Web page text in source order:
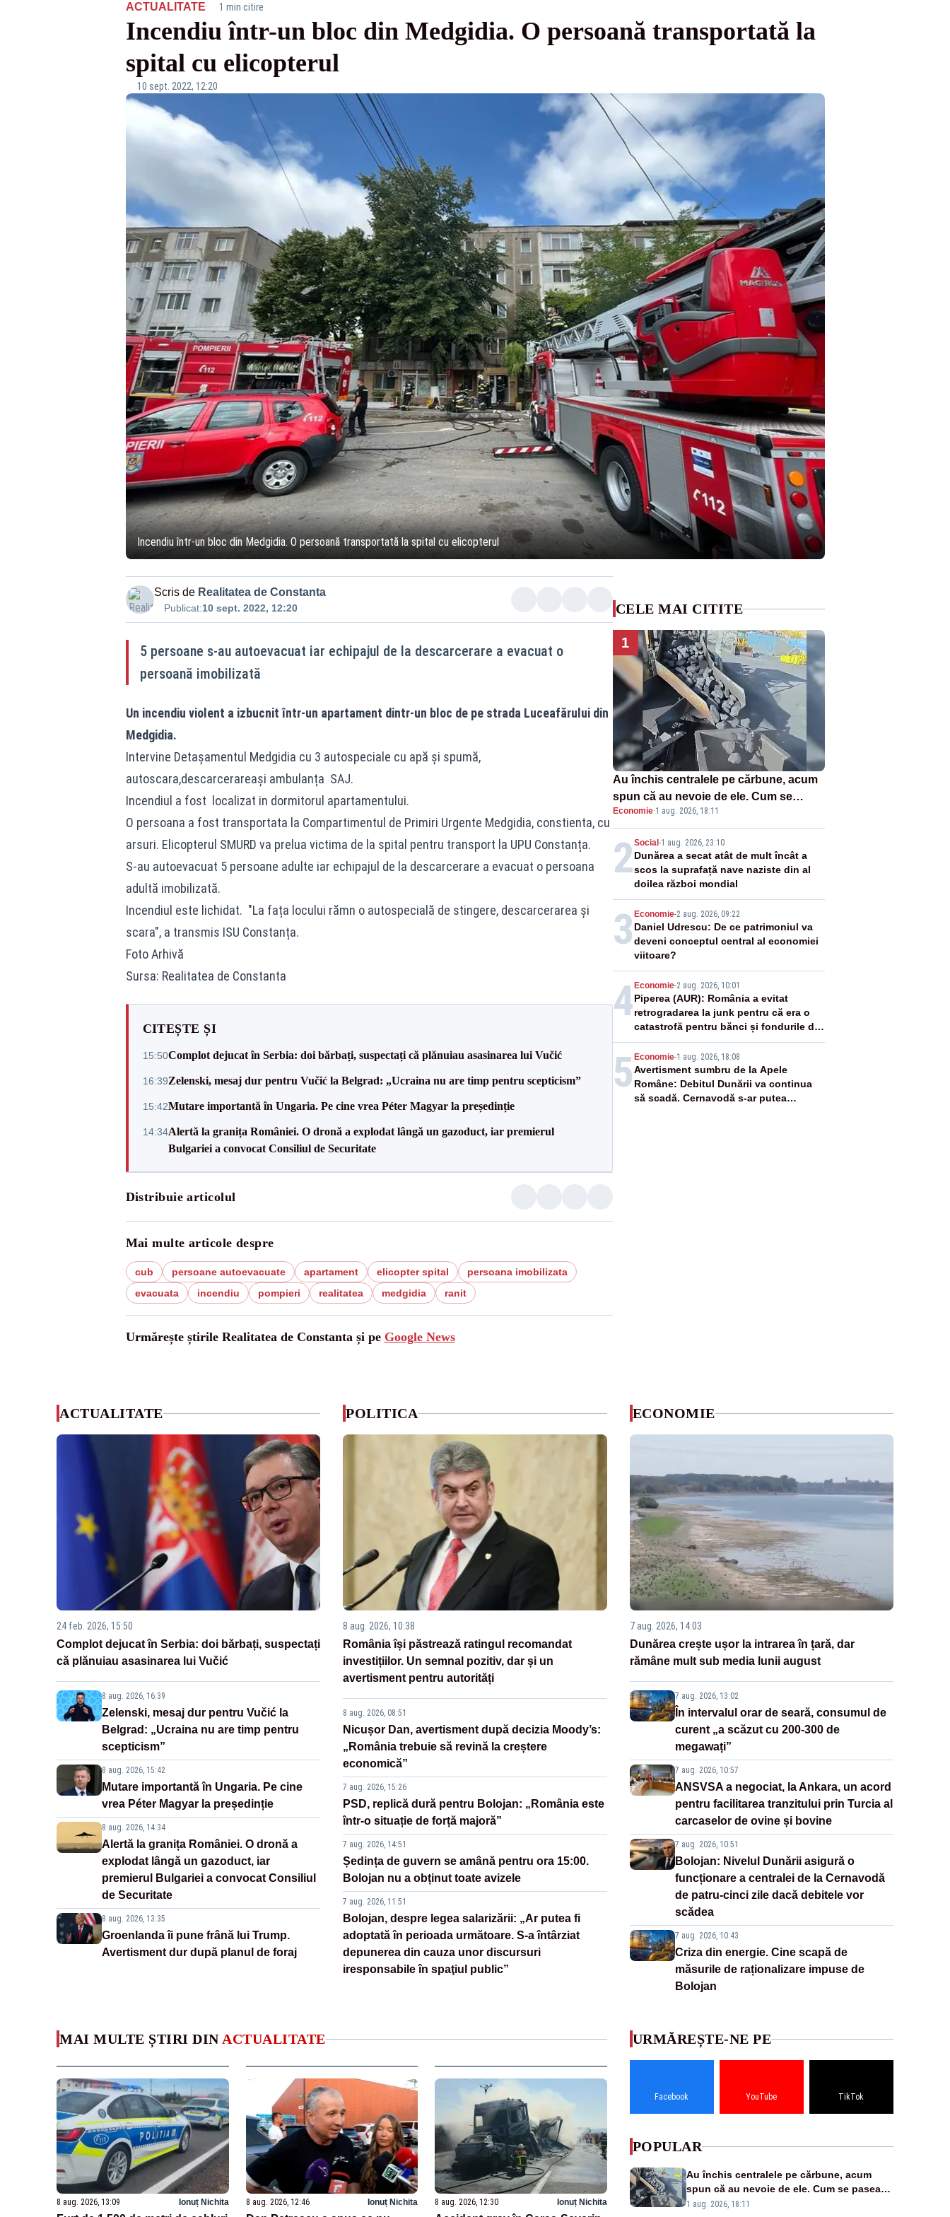
ACTUALITATE· 1 min citire
Incendiu într-un bloc din Medgidia. O persoană transportată la
spital cu elicopterul
10 sept. 2022, 12:20
Incendiu într-un bloc din Medgidia. O persoană transportată la spital cu elicopterul
Scris de Realitatea de Constanta
Publicat:10 sept. 2022, 12:20
5 persoane s-au autoevacuat iar echipajul de la descarcerare a evacuat o
persoană imobilizată
Un incendiu violent a izbucnit într-un apartament dintr-un bloc de pe strada Luceafărului din
Medgidia.
Intervine Detașamentul Medgidia cu 3 autospeciale cu apă și spumă,
autoscara,descarcerareași ambulanța SAJ.
Incendiul a fost localizat in dormitorul apartamentului.
O persoana a fost transportata la Compartimentul de Primiri Urgente Medgidia, constienta, cu
arsuri. Elicopterul SMURD va prelua victima de la spital pentru transport la UPU Constanța.
S-au autoevacuat 5 persoane adulte iar echipajul de la descarcerare a evacuat o persoana
adultă imobilizată.
Incendiul este lichidat. "La fața locului rămn o autospecială de stingere, descarcerarea și
scara", a transmis ISU Constanța.
Foto Arhivă
Sursa: Realitatea de Constanta
CITEȘTE ȘI
15:50Complot dejucat în Serbia: doi bărbați, suspectați că plănuiau asasinarea lui Vučić
16:39Zelenski, mesaj dur pentru Vučić la Belgrad: „Ucraina nu are timp pentru scepticism”
15:42Mutare importantă în Ungaria. Pe cine vrea Péter Magyar la președinție
14:34Alertă la granița României. O dronă a explodat lângă un gazoduct, iar premierul
Bulgariei a convocat Consiliul de Securitate
Distribuie articolul
Mai multe articole despre
cub persoane autoevacuate apartament elicopter spital
persoana imobilizata
evacuata
incendiu pompieri realitatea medgidia ranit
Urmărește știrile Realitatea de Constanta și pe Google News
CELE MAI CITITE
1
Au închis centralele pe cărbune, acum
spun că au nevoie de ele. Cum se
pasează vina în plină criză energetică
Economie·1 aug. 2026, 18:11
2Social -1 aug. 2026, 23:10
Dunărea a secat atât de mult încât a
scos la suprafață nave naziste din al
doilea război mondial
3 Economie-2 aug. 2026, 09:22
Daniel Udrescu: De ce patrimoniul va
deveni conceptul central al economiei
viitoare?
4 Economie-2 aug. 2026, 10:01
Piperea (AUR): România a evitat
retrogradarea la junk pentru că era o
catastrofă pentru bănci și fondurile de
pensii
5 Economie-1 aug. 2026, 18:08
Avertisment sumbru de la Apele
Române: Debitul Dunării va continua
să scadă. Cernavodă s-ar putea
ACTUALITATE
24 feb. 2026, 15:50
Complot dejucat în Serbia: doi bărbați, suspectați
că plănuiau asasinarea lui Vučić
8 aug. 2026, 16:39
Zelenski, mesaj dur pentru Vučić la
Belgrad: „Ucraina nu are timp pentru
scepticism”
8 aug. 2026, 15:42
Mutare importantă în Ungaria. Pe cine
vrea Péter Magyar la președinție
8 aug. 2026, 14:34
Alertă la granița României. O dronă a
explodat lângă un gazoduct, iar
premierul Bulgariei a convocat Consiliul
de Securitate
8 aug. 2026, 13:35
Groenlanda îi pune frână lui Trump.
Avertisment dur după planul de foraj
POLITICA
8 aug. 2026, 10:38
România își păstrează ratingul recomandat
investițiilor. Un semnal pozitiv, dar și un
avertisment pentru autorități
8 aug. 2026, 08:51
Nicușor Dan, avertisment după decizia Moody’s:
„România trebuie să revină la creștere
economică”
7 aug. 2026, 15:26
PSD, replică dură pentru Bolojan: „România este
într-o situație de forță majoră”
7 aug. 2026, 14:51
Ședința de guvern se amână pentru ora 15:00.
Bolojan nu a obținut toate avizele
7 aug. 2026, 11:51
Bolojan, despre legea salarizării: „Ar putea fi
adoptată în perioada următoare. S-a întârziat
depunerea din cauza unor discursuri
iresponsabile în spaţiul public”
ECONOMIE
7 aug. 2026, 14:03
Dunărea crește ușor la intrarea în țară, dar
rămâne mult sub media lunii august
7 aug. 2026, 13:02
În intervalul orar de seară, consumul de
curent „a scăzut cu 200-300 de
megawați”
7 aug. 2026, 10:57
ANSVSA a negociat, la Ankara, un acord
pentru facilitarea tranzitului prin Turcia al
carcaselor de ovine și bovine
7 aug. 2026, 10:51
Bolojan: Nivelul Dunării asigură o
funcționare a centralei de la Cernavodă
de patru-cinci zile dacă debitele vor
scădea
7 aug. 2026, 10:43
Criza din energie. Cine scapă de
măsurile de raționalizare impuse de
Bolojan
MAI MULTE ȘTIRI DIN ACTUALITATE
8 aug. 2026, 13:09 Ionuț Nichita 8 aug. 2026, 12:46 Ionuț Nichita 8 aug. 2026, 12:30 Ionuț Nichita
URMĂREȘTE-NE PE
Facebook YouTube TikTok
POPULAR
Au închis centralele pe cărbune, acum
spun că au nevoie de ele. Cum se pasează
vina în plină criză energetică
1 aug. 2026, 18:11